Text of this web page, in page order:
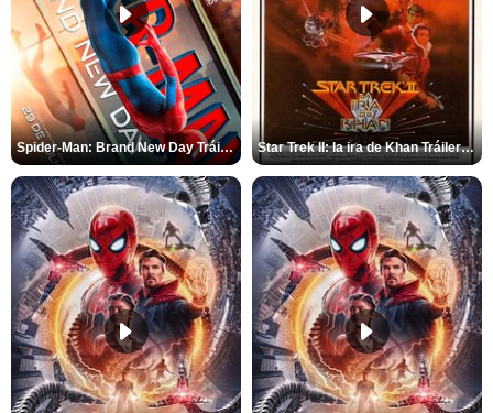
Spider-Man: Brand New Day Tráiler (3) Star Trek II: la ira de Khan Tráiler VO